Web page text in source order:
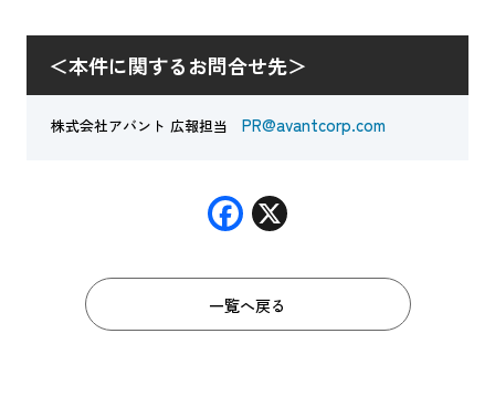
＜本件に関するお問合せ先＞
株式会社アバント 広報担当 PR@avantcorp.com
F
ac
e
b
一覧へ戻る